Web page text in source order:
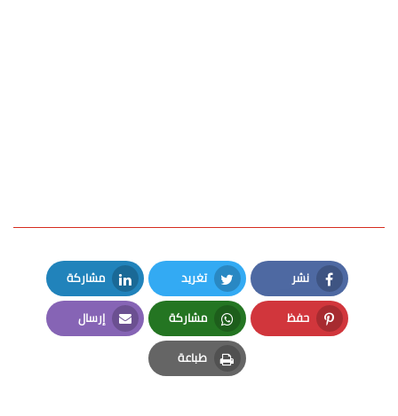
نشر
Facebook
تغريد
Twitter
مشاركة
LinkedIn
حفظ
Pinterest
مشاركة
Whatsapp
إرسال
Email
طباعة
Print